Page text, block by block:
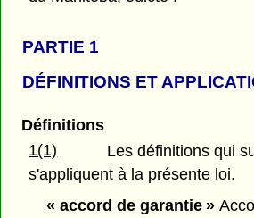
PARTIE 1
DÉFINITIONS ET
Définitions
1(1)
Les définitions qui
s'appliquent à la présente loi.
« accord de garantie »